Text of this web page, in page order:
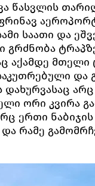
წასვლის
საათი და
გრძნობა
აქამდე მთელი
ორი კვირა
ერთი ნაბიჯის
რამე